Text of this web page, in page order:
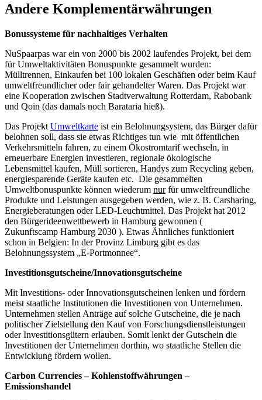
Andere Komplementärwährungen
Bonussysteme für nachhaltiges Verhalten
NuSpaarpas war ein von 2000 bis 2002 laufendes Projekt, bei dem
für Umweltaktivitäten Bonuspunkte gesammelt wurden:
Mülltrennen, Einkaufen bei 100 lokalen Geschäften oder beim Kauf
umweltfreundlicher oder fair gehandelter Waren. Das Projekt war
eine Kooperation zwischen Stadtverwaltung Rotterdam, Rabobank
und Qoin (das damals noch Barataria hieß).
Das Projekt Umweltkarte ist ein Belohnungsystem, das Bürger dafür
belohnen soll, dass sie etwas Richtiges tun wie mit öffentlichen
Verkehrsmitteln fahren, zu einem Ökostromtarif wechseln, in
erneuerbare Energien investieren, regionale ökologische
Lebensmittel kaufen, Müll sortieren, Handys zum Recycling geben,
energiesparende Geräte kaufen etc. Die gesammelten
Umweltbonuspunkte können wiederum nurfür umweltfreundliche
Produkte und Leistungen ausgegeben werden, wie z. B. Carsharing,
Energieberatungen oder LED-Leuchtmittel. Das Projekt hat 2012
den Bürgerideenwettbewerb in Hamburg gewonnen (
Zukunftscamp Hamburg 2030 ). Etwas Ähnliches funktioniert
schon in Belgien: In der Provinz Limburg gibt es das
Belohnungssystem „E-Portmonnee“.
Investitionsgutscheine/Innovationsgutscheine
Mit Investitions- oder Innovationsgutscheinen lenken und fördern
meist staatliche Institutionen die Investitionen von Unternehmen.
Unternehmen stellen Anträge auf solche Gutscheine, die je nach
politischer Zielstellung den Kauf von Forschungsdienstleistungen
oder Investitionsgütern erlauben. Somit lenkt der Gutschein die
Investitionen der Unternehmen dorthin, wo staatliche Stellen die
Entwicklung fördern wollen.
Carbon Currencies – Kohlenstoffwährungen –
Emissionshandel